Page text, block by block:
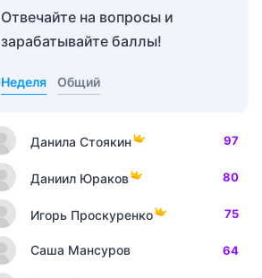
Отвечайте на вопросы и
зарабатывайте баллы!
Неделя Общий
Данила Стоякин 97
Даниил Юраков 80
Игорь Проскуренко 75
Саша Мансуров 64